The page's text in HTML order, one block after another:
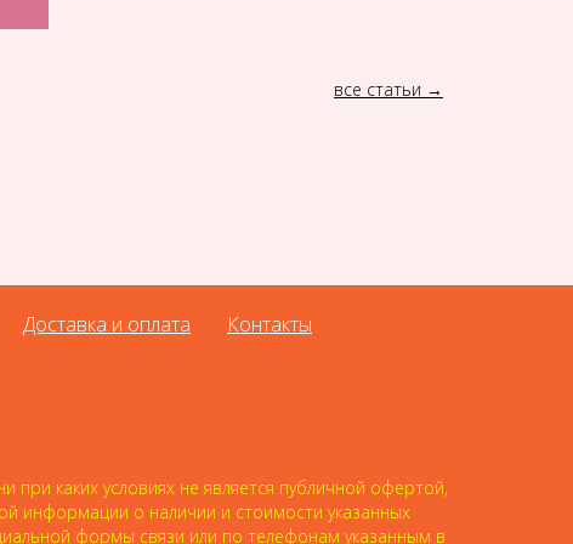
все статьи
Доставка и оплата Контакты
каких условиях не является публичной офертой,
информации о наличии и стоимости указанных
формы связи или по телефонам указанным в